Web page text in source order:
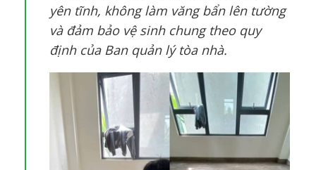
yên tĩnh, không làm văng bẩn lên tường
và đảm bảo vệ sinh chung theo quy
định của Ban quản lý tòa nhà.